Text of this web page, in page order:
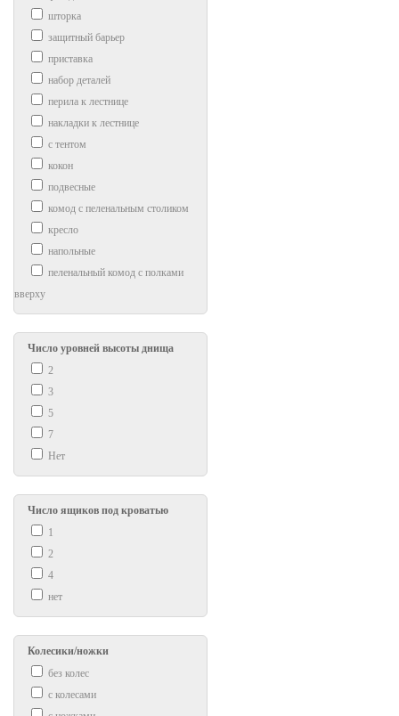
шторка
защитный барьер
приставка
набор деталей
перила к лестнице
накладки к лестнице
с тентом
кокон
подвесные
комод с пеленальным столиком
кресло
напольные
пеленальный комод с полками
вверху
Число уровней высоты днища
2
3
5
7
Нет
Число ящиков под кроватью
1
2
4
нет
Колесики/ножки
без колес
с колесами